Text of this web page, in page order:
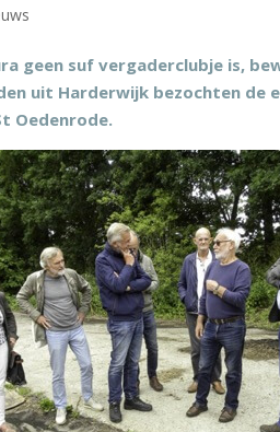
geen suf vergaderclubje is,
uit Harderwijk bezochten de
Oedenrode.